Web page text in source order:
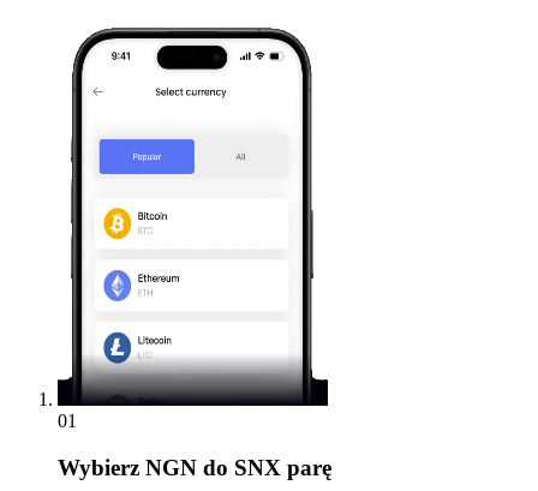
01
Wybierz NGN do SNX parę